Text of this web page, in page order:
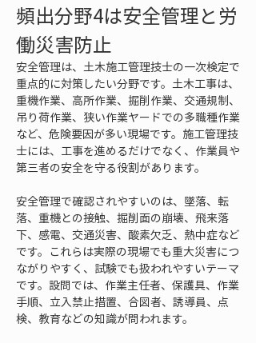
頻出分野4は安全管理と労
働災害防止
安全管理は、土木施工管理技士の一次検定で
重点的に対策したい分野です。土木工事は、
重機作業、高所作業、掘削作業、交通規制、
吊り荷作業、狭い作業ヤードでの多職種作業
など、危険要因が多い現場です。施工管理技
士には、工事を進めるだけでなく、作業員や
第三者の安全を守る役割があります。
安全管理で確認されやすいのは、墜落、転
落、重機との接触、掘削面の崩壊、飛来落
下、感電、交通災害、酸素欠乏、熱中症など
です。これらは実際の現場でも重大災害につ
ながりやすく、試験でも扱われやすいテーマ
です。設問では、作業主任者、保護具、作業
手順、立入禁止措置、合図者、誘導員、点
検、教育などの知識が問われます。